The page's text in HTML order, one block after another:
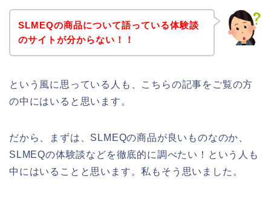
SLMEQの商品について語っている体験談
のサイトが分からない！！
という風に思っている人も、こちらの記事をご覧の方
の中にはいると思います。
だから、まずは、SLMEQの商品が良いものなのか、
SLMEQの体験談などを徹底的に調べたい！という人も
中にはいることと思います。私もそう思いました。